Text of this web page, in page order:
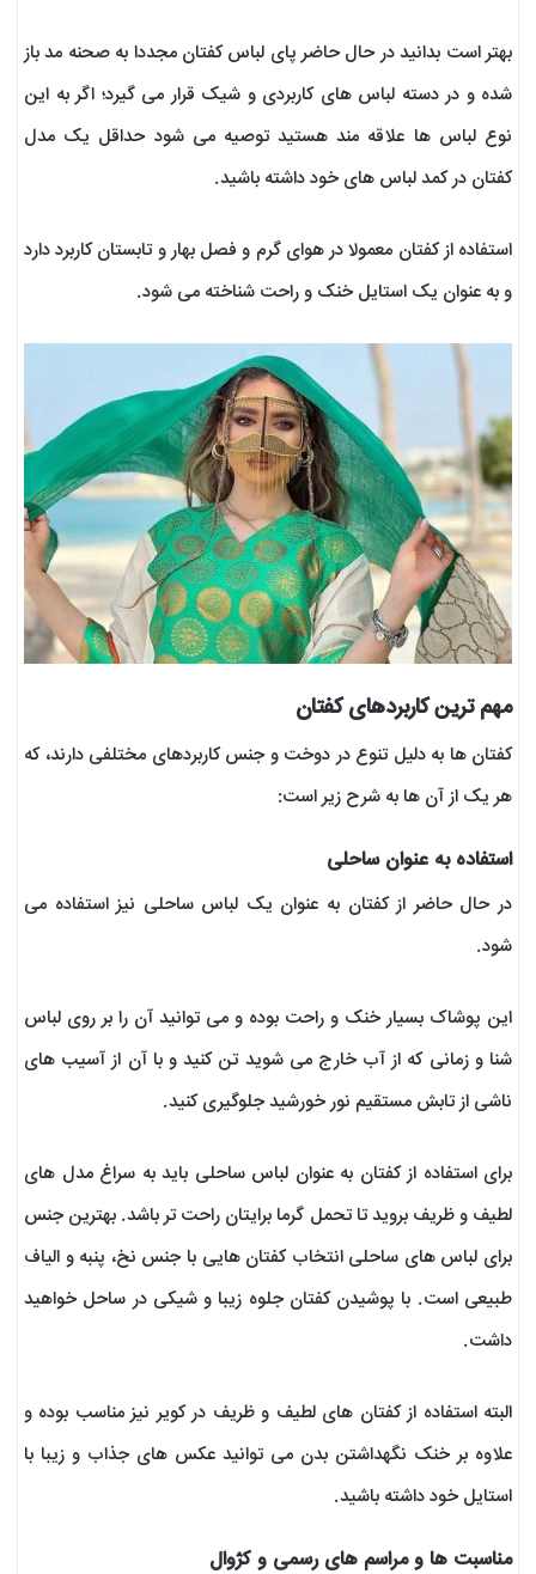
بهتر است بدانید در حال حاضر پای لباس کفتان مجددا به صحنه مد باز
شده و در دسته لباس های کاربردی و شیک قرار می گیرد؛ اگر به این
نوع لباس ها علاقه مند هستید توصیه می شود حداقل یک مدل
کفتان در کمد لباس های خود داشته باشید.
استفاده از کفتان معمولا در هوای گرم و فصل بهار و تابستان کاربرد دارد
و به عنوان یک استایل خنک و راحت شناخته می شود.
مهم ترین کاربردهای کفتان
کفتان ها به دلیل تنوع در دوخت و جنس کاربردهای مختلفی دارند، که
هر یک از آن ها به شرح زیر است:
استفاده به عنوان ساحلی
در حال حاضر از کفتان به عنوان یک لباس ساحلی نیز استفاده می
شود.
این پوشاک بسیار خنک و راحت بوده و می توانید آن را بر روی لباس
شنا و زمانی که از آب خارج می شوید تن کنید و با آن از آسیب های
ناشی از تابش مستقیم نور خورشید جلوگیری کنید.
برای استفاده از کفتان به عنوان لباس ساحلی باید به سراغ مدل های
لطیف و ظریف بروید تا تحمل گرما برایتان راحت تر باشد. بهترین جنس
برای لباس های ساحلی انتخاب کفتان هایی با جنس نخ، پنبه و الیاف
طبیعی است. با پوشیدن کفتان جلوه زیبا و شیکی در ساحل خواهید
داشت.
البته استفاده از کفتان های لطیف و ظریف در کویر نیز مناسب بوده و
علاوه بر خنک نگهداشتن بدن می توانید عکس های جذاب و زیبا با
استایل خود داشته باشید.
مناسبت ها و مراسم های رسمی و کژوال